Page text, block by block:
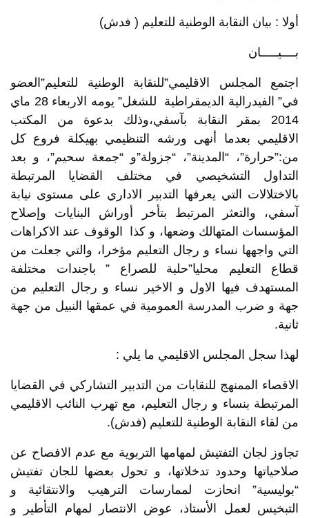
أولا : بيان النقابة الوطنية للتعليم ( فدش)
بــــيـــــان
اجتمع المجلس الاقليمي”للنقابة الوطنية للتعليم”العضو
في” الفيدرالية الديمقراطية للشغل” يومه الاربعاء 28 ماي
2014 بمقر النقابة بآسفي،وذلك بدعوة من المكتب
الاقليمي بعدما أنهى ورشه التنظيمي بهيكلة فروع كل
من:”حرارة”، “المدينة”، “جزولة”و “جمعة سحيم”، و بعد
التداول التشخيصي في مختلف القضايا المرتبطة
بالاختلالات التي يعرفها التدبير الاداري على مستوى نيابة
آسفي، والتعثر المرتبط بتأخر أوراش البنايات وإصلاح
المؤسسات المتهالك وضعها، و كذا الوقوف عند الاكراهات
التي واجهها نساء و رجال التعليم مؤخرا، والتي جعلت من
قطاع التعليم محليا”حلبة للصراع ” باجندات مختلفة
المستهدف فيها الاول و الاخير نساء و رجال التعليم من
جهة و ضرب المدرسة العمومية في عمقها النبيل من جهة
ثانية.
لهذا سجل المجلس الاقليمي ما يلي :
الاقصاء الممنهج للنقابات من التدبير التشاركي في القضايا
المرتبطة بنساء و رجال التعليم، مع تهرب النائب الاقليمي
من لقاء النقابة الوطنية للتعليم (فدش).
تجاوز لجان التفتيش لمهامها التربوية مع عدم الافصاح عن
صلاحياتها وحدود تدخلاتها، و تحول بعضها للجان تفتيش
“بوليسية” انحازت لممارسات الترهيب والانتقائية و
التبخيس لعمل الأستاذ، عوض الانتصار لمهام التأطير و